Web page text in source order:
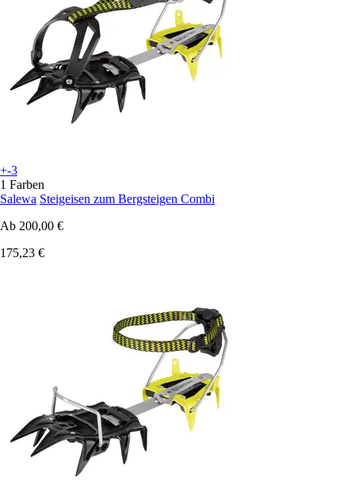
+-3
1 Farben
Salewa Steigeisen zum Bergsteigen Combi
Ab 200,00 €
175,23 €